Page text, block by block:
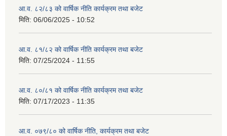
आ.व. ८२/८३ को वार्षिक नीति कार्यक्रम तथा बजेट
मिति: 06/06/2025 - 10:52
आ.व. ८१/८२ को वार्षिक नीति कार्यक्रम तथा बजेट
मिति: 07/25/2024 - 11:55
आ.व. ८०/८१ को वार्षिक नीति कार्यक्रम तथा बजेट
मिति: 07/17/2023 - 11:35
आ.व. ०७९/८० को वार्षिक नीति, कार्यक्रम तथा बजेट